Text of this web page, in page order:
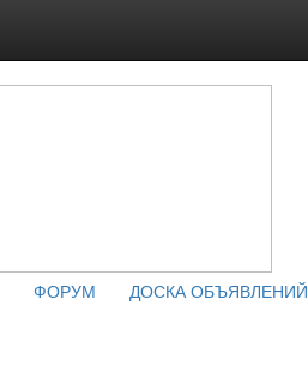
ФОРУМ ДОСКА ОБЪЯВЛЕНИЙ